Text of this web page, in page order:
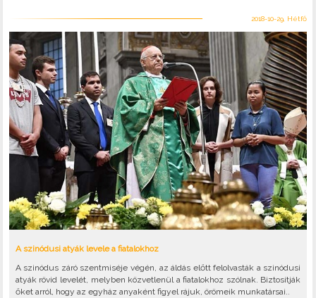
2018-10-29, Hétfő
A szinódusi atyák levele a fiatalokhoz
A szinódus záró szentmiséje végén, az áldás előtt felolvasták a szinódusi
atyák rövid levelét, melyben közvetlenül a fiatalokhoz szólnak. Biztosítják
őket arról, hogy az egyház anyaként figyel rájuk, örömeik munkatársai..